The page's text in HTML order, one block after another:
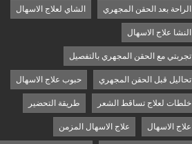
الراحة بعد الحقن المجهري الشاي لعلاج الاسهال
النشا علاج الاسهال
تجربتي مع الحقن المجهري بالتفصيل
تحاليل قبل الحقن المجهري حبوب علاج الاسهال
خلطات لعلاج تساقط الشعر طريقة التحضير
علاج الاسهال علاج الاسهال المزمن